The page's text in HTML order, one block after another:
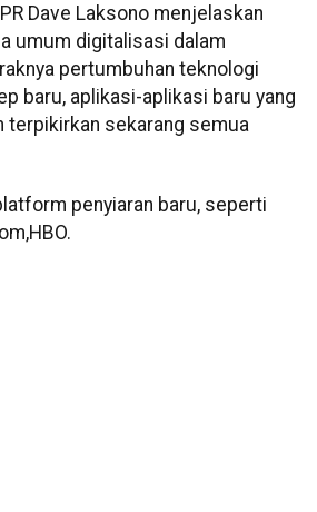
Dave Laksono menjelaskan
umum digitalisasi dalam
pertumbuhan teknologi
baru, aplikasi-aplikasi baru yang
terpikirkan sekarang semua
penyiaran baru, seperti